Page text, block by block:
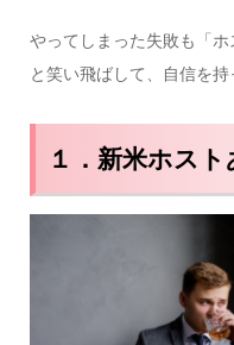
やってしまった失敗も「ホ
と笑い飛ばして、自信を
１．新米ホス